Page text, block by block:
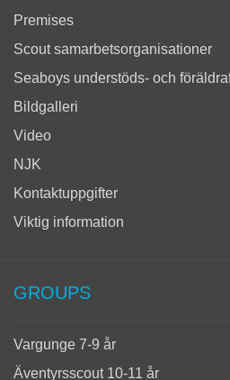
Premises
Scout samarbetsorganisationer
Seaboys understöds- och
Bildgalleri
Video
NJK
Kontaktuppgifter
Viktig information
GROUPS
Vargunge 7-9 år
Äventyrsscout 10-11 år